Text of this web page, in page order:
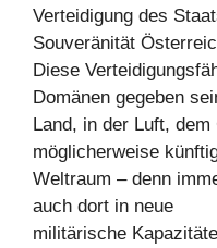
Verteidigung des
Souveränität
Diese
Domänen gegeben
Land, in der Luft,
möglicherweise
Weltraum – denn
auch dort in neue
militärische